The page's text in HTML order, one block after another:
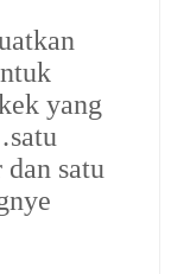
yang
satu